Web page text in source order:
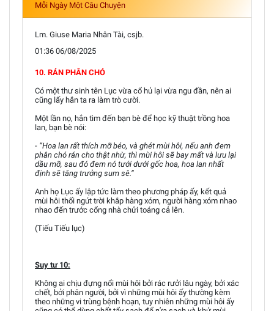
Mỗi Ngày Một Câu Chuyện
Lm. Giuse Maria Nhân Tài, csjb.
01:36 06/08/2025
10. RÁN PHÂN CHÓ
Có một thư sinh tên Lục vừa cổ hủ lại vừa ngu đần, nên ai
cũng lấy hắn ta ra làm trò cười.
Một lần nọ, hắn tìm đến bạn bè để học kỹ thuật trồng hoa
lan, bạn bè nói:
- “Hoa lan rất thích mỡ béo, và ghét mùi hôi, nếu anh đem
phân chó rán cho thật nhừ, thì mùi hôi sẽ bay mất và lưu lại
dầu mỡ, sau đó đem nó tưới dưới gốc hoa, hoa lan nhất
định sẽ tăng trưởng sum sê.”
Anh họ Lục ấy lập tức làm theo phương pháp ấy, kết quả
mùi hôi thối ngút trời khắp hàng xóm, người hàng xóm nhao
nhao đến trước cổng nhà chửi toáng cả lên.
(Tiếu Tiếu lục)
Suy tư 10:
Không ai chịu đựng nổi mùi hôi bởi rác rưởi lâu ngày, bởi xác
chết, bởi phân người, bởi vì những mùi hôi ấy thường kèm
theo những vi trùng bệnh hoạn, tuy nhiên những mùi hôi ấy